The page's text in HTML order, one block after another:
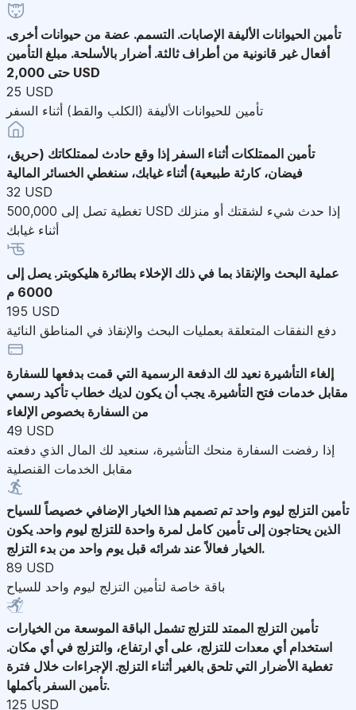
تأمين الحيوانات الأليفة الإصابات. التسمم. عضة من حيوانات أخرى.
أفعال غير قانونية من أطراف ثالثة. أضرار بالأسلحة. مبلغ التأمين
حتى 2,000 USD
25 USD
تأمين للحيوانات الأليفة (الكلب والقط) أثناء السفر
تأمين الممتلكات أثناء السفر إذا وقع حادث لممتلكاتك (حريق،
فيضان، كارثة طبيعية) أثناء غيابك، سنغطي الخسائر المالية
32 USD
تغطية تصل إلى 500,000 USD إذا حدث شيء لشقتك أو منزلك
أثناء غيابك
عملية البحث والإنقاذ بما في ذلك الإخلاء بطائرة هليكوبتر. يصل إلى
6000 م
195 USD
دفع النفقات المتعلقة بعمليات البحث والإنقاذ في المناطق النائية
إلغاء التأشيرة نعيد لك الدفعة الرسمية التي قمت بدفعها للسفارة
مقابل خدمات فتح التأشيرة. يجب أن يكون لديك خطاب تأكيد رسمي
من السفارة بخصوص الإلغاء
49 USD
إذا رفضت السفارة منحك التأشيرة، سنعيد لك المال الذي دفعته
مقابل الخدمات القنصلية
تأمين التزلج ليوم واحد تم تصميم هذا الخيار الإضافي خصيصاً للسياح
الذين يحتاجون إلى تأمين كامل لمرة واحدة للتزلج ليوم واحد. يكون
الخيار فعالاً عند شرائه قبل يوم واحد من بدء التزلج.
89 USD
باقة خاصة لتأمين التزلج ليوم واحد للسياح
تأمين التزلج الممتد للتزلج تشمل الباقة الموسعة من الخيارات
استخدام أي معدات للتزلج، على أي ارتفاع، والتزلج في أي مكان.
تغطية الأضرار التي تلحق بالغير أثناء التزلج. الإجراءات خلال فترة
تأمين السفر بأكملها.
125 USD